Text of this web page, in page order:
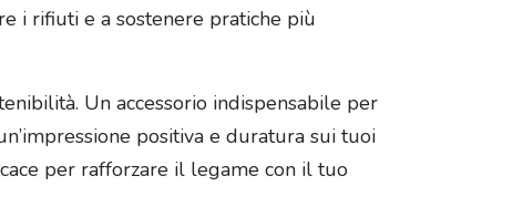
i rifiuti e a sostenere pratiche più
Un accessorio indispensabile per
positiva e duratura sui tuoi
per rafforzare il legame con il tuo